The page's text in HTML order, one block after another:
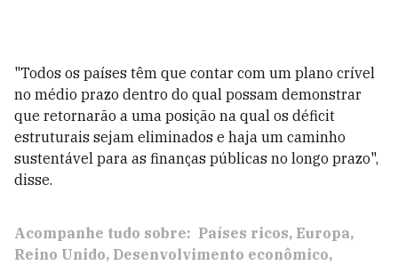
"Todos os países têm que contar com um plano crível
no médio prazo dentro do qual possam demonstrar
que retornarão a uma posição na qual os déficit
estruturais sejam eliminados e haja um caminho
sustentável para as finanças públicas no longo prazo",
disse.
Acompanhe tudo sobre: Países ricos Europa
Reino Unido Desenvolvimento econômico